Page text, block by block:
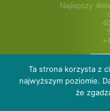
Najlepszy
Oferta
Blog
Ta strona korzysta z
najwyższym poziomie.
że